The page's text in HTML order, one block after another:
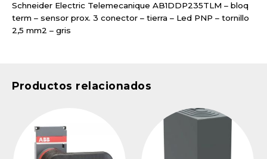
Schneider Electric Telemecanique AB1DDP235TLM – bloq
term – sensor prox. 3 conector – tierra – Led PNP – tornillo
2,5 mm2 – gris
Productos relacionados